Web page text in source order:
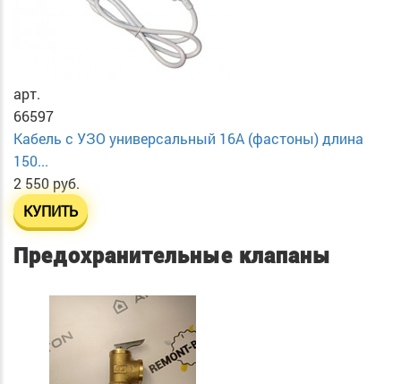
арт.
66597
Кабель с УЗО универсальный 16А (фастоны) длина
150...
2 550 руб.
КУПИТЬ
Предохранительные клапаны